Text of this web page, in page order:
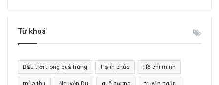
m
k
c
h
o
Từ khoá
Bầu trời trong quả trứng Hạnh phúc Hồ chí minh
mùa thu Nguyễn Du quê hương truyện ngắn